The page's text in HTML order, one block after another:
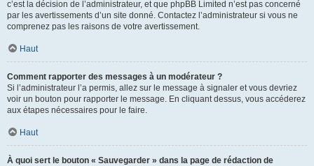
c’est la décision de l’administrateur, et que phpBB Limited n’est pas concerné
par les avertissements d’un site donné. Contactez l’administrateur si vous ne
comprenez pas les raisons de votre avertissement.
Haut
Comment rapporter des messages à un modérateur ?
Si l’administrateur l’a permis, allez sur le message à signaler et vous devriez
voir un bouton pour rapporter le message. En cliquant dessus, vous accéderez
aux étapes nécessaires pour le faire.
Haut
À quoi sert le bouton « Sauvegarder » dans la page de rédaction de